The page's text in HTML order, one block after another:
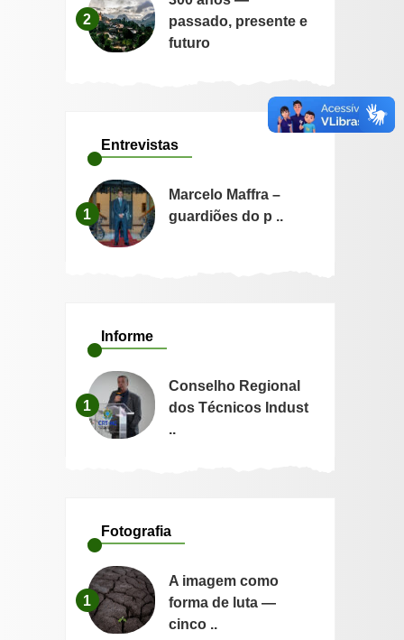
2
passado, presente e
futuro
Entrevistas
1
Marcelo Maffra –
guardiões do p ..
Informe
1
Conselho Regional
dos Técnicos Indust
..
Fotografia
1
A imagem como
forma de luta —
cinco ..